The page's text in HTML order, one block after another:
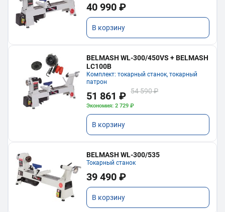
40 990 ₽
В корзину
BELMASH WL-300/450VS + BELMASH
LC100B
Комплект: токарный станок, токарный
патрон
51 861 ₽ 54 590 ₽
Экономия: 2 729 ₽
В корзину
BELMASH WL-300/535
Токарный станок
39 490 ₽
В корзину